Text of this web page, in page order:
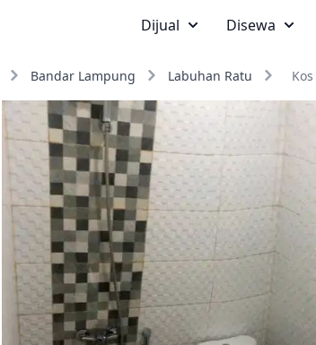
Dijual Disewa
Bandar Lampung Labuhan Ratu